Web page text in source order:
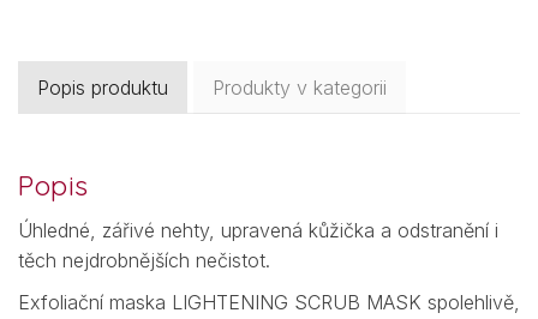
Popis produktu Produkty v kategorii
Popis
Úhledné, zářivé nehty, upravená kůžička a odstranění i
těch nejdrobnějších nečistot.
Exfoliační maska LIGHTENING SCRUB MASK spolehlivě,